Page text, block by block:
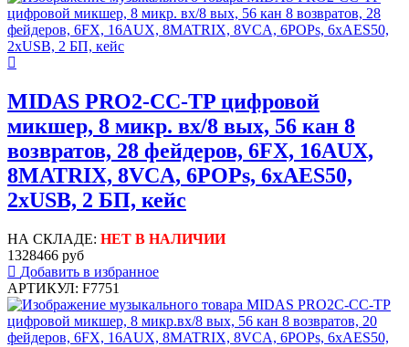
MIDAS PRO2-CC-TP цифровой
микшер, 8 микр. вх/8 вых, 56 кан 8
возвратов, 28 фейдеров, 6FX, 16AUX,
8MATRIX, 8VCA, 6POPs, 6xAES50,
2xUSB, 2 БП, кейс
НА СКЛАДЕ: НЕТ В НАЛИЧИИ
1328466 руб
Добавить в избранное
АРТИКУЛ: F7751